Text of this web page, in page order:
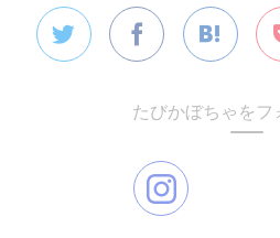
たびかぼちゃをフ